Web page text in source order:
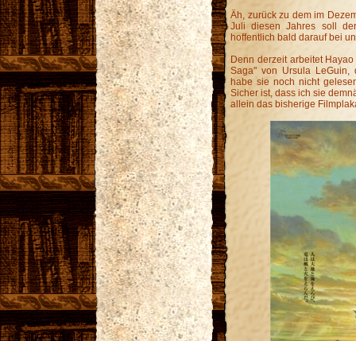
Äh, zurück zu dem im
Juli diesen Jahres soll
hoffentlich bald darauf bei
Denn derzeit arbeitet
Saga" von Ursula LeGuin,
habe sie noch nicht
Sicher ist, dass ich sie
allein das bisherige